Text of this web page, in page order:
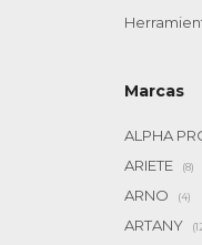
Marcas
ALPHA
ARIETE (8)
ARNO (4)
ARTANY